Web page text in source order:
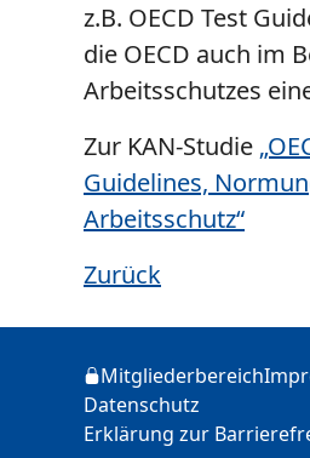
z.B. OECD Test
die OECD auch im
Arbeitsschutzes
Zur KAN-Studie
Guidelines,
Arbeitsschutz“
Zurück
Login
Mitgliederbereich
Datenschutz
Erklärung zur